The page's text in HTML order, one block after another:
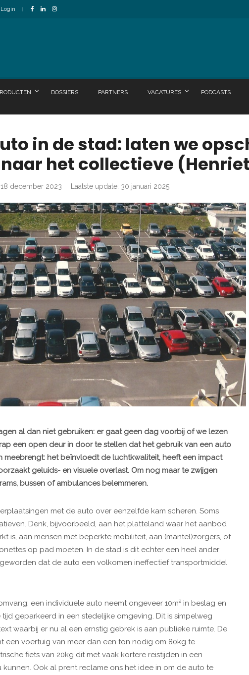
Login
DOSSIERS PARTNERS VACATURES PODCASTS
in de stad: laten we
het collectieve
18 december 2023 Laatste update: 30 januari 2025
al dan niet gebruiken: er gaat geen dag voorbij of we lezen
een open deur in door te stellen dat het gebruik van een auto
meebrengt: het beïnvloedt de luchtkwaliteit, heeft een impact
geluids- en visuele overlast. Om nog maar te zwijgen
bussen of ambulances belemmeren.
met de auto over eenzelfde kam scheren. Soms
Denk, bijvoorbeeld, aan het platteland waar het aanbod
is, aan mensen met beperkte mobiliteit, aan (mantel)zorgers, of
op pad moeten. In de stad is dit echter een heel ander
dat de auto een volkomen ineffectief transportmiddel
een individuele auto neemt ongeveer 10m² in beslag en
geparkeerd in een stedelijke omgeving. Dit is simpelweg
waarbij er nu al een ernstig gebrek is aan publieke ruimte. De
een voertuig van meer dan een ton nodig om 80kg te
fiets van 20kg dit met vaak kortere reistijden in een
Ook al prent reclame ons het idee in om de auto te